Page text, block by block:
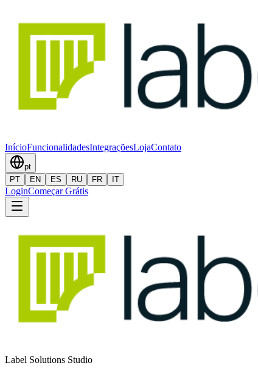
InícioFuncionalidadesIntegraçõesLojaContato
pt
PT
EN ES RU FR IT
LoginComeçar Grátis
Label Solutions Studio